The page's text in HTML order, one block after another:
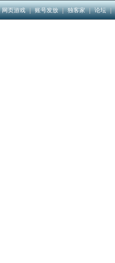
网页游戏 | 账号发放 | 独客家 | 论坛 |